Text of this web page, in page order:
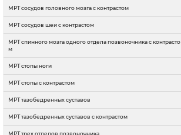
МРТ сосудов головного мозга с контрастом
МРТ сосудов шеи с контрастом
МРТ спинного мозга одного отдела позвоночника с контрасто
м
МРТ стопы ноги
МРТ стопы с контрастом
МРТ тазобедренных суставов
МРТ тазобедренных суставов с контрастом
МРТ трех отделов позвоночника